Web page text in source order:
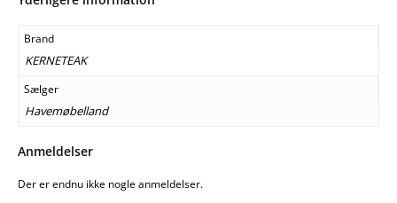
Brand
KERNETEAK
Sælger
Havemøbelland
Anmeldelser
Der er endnu ikke nogle anmeldelser.